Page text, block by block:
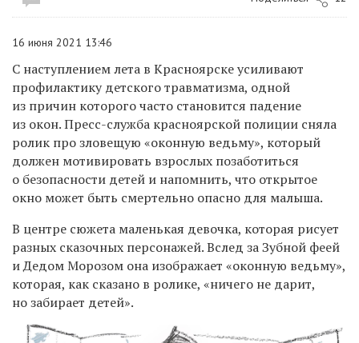
16 июня 2021 13:46
С наступлением лета в Красноярске усиливают
профилактику детского травматизма, одной
из причин которого часто становится падение
из окон.Пресс-служба красноярской полиции сняла
ролик про зловещую «оконную ведьму», который
должен мотивировать взрослых позаботиться
о безопасности детей и напомнить, что открытое
окно может быть смертельно опасно для малыша.
В центре сюжета маленькая девочка, которая рисует
разных сказочных персонажей. Вслед за Зубной феей
и Дедом Морозом она изображает «оконную ведьму»,
которая, как сказано в ролике, «ничего не дарит,
но забирает детей».